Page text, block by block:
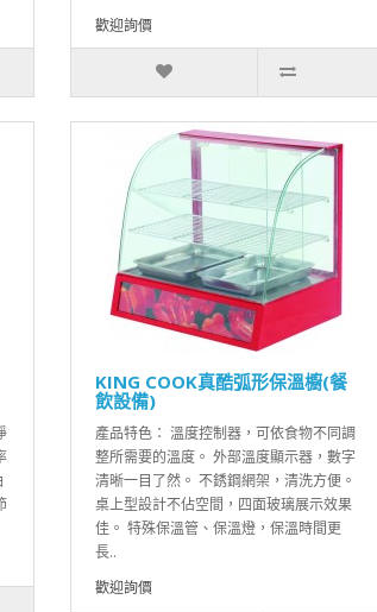
歡迎詢價
KING COOK真酷弧形保溫櫥(餐
飲設備)
產品特色： 溫度控制器，可依食物不同調
整所需要的溫度。 外部溫度顯示器，數字
清晰一目了然。 不銹鋼網架，清洗方便。
桌上型設計不佔空間，四面玻璃展示效果
佳。 特殊保溫管、保溫燈，保溫時間更
長..
歡迎詢價